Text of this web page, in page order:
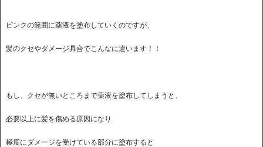
ピンクの範囲に薬液を塗布していくのですが、
髪のクセやダメージ具合でこんなに違います！！
もし、クセが無いところまで薬液を塗布してしまうと、
必要以上に髪を傷める原因になり
極度にダメージを受けている部分に塗布すると